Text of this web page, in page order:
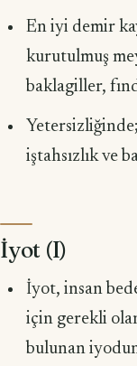
En iyi demir
kurutulmuş
baklagiller,
iştahsızlık ve
İyot (I)
İyot, insan
için gerekli
bulunan